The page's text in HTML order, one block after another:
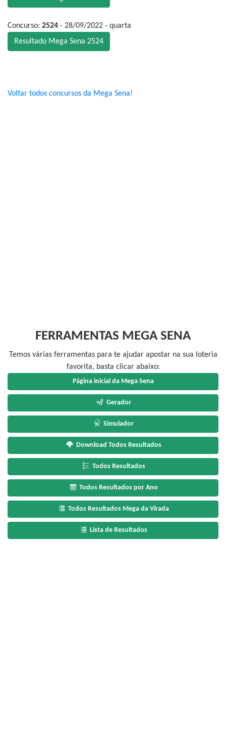
Concurso: 2524 - 28/09/2022 - quarta
Resultado Mega Sena 2524
Voltar todos concursos da Mega Sena!
FERRAMENTAS MEGA SENA
Temos várias ferramentas para te ajudar apostar na sua loteria
favorita, basta clicar abaixo:
Página inicial da Mega Sena
Gerador
Simulador
Download Todos Resultados
Todos Resultados
Todos Resultados por Ano
Todos Resultados Mega da Virada
Lista de Resultados